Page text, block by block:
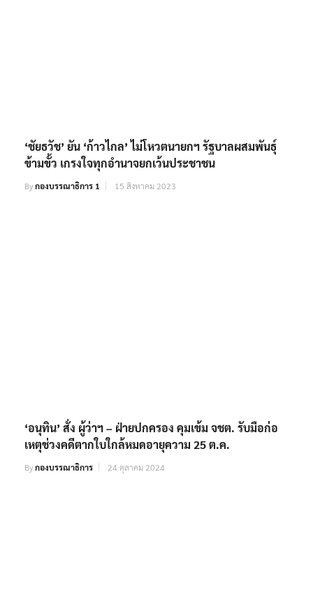
‘ชัยธวัช’ ยัน ‘ก้าวไกล’ ไม่โหวตนายกฯ รัฐบาลผสมพันธุ์
ข้ามขั้ว เกรงใจทุกอำนาจยกเว้นประชาชน
Byกองบรรณาธิการ 1 15 สิงหาคม 2023
‘อนุทิน’ สั่ง ผู้ว่าฯ – ฝ่ายปกครอง คุมเข้ม จชต. รับมือก่อ
เหตุช่วงคดีตากใบใกล้หมดอายุความ 25 ต.ค.
Byกองบรรณาธิการ 24 ตุลาคม 2024